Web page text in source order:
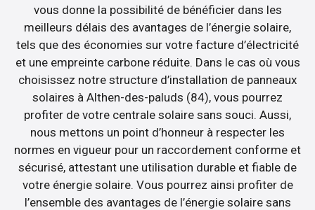
vous donne la possibilité de bénéficier dans les
meilleurs délais des avantages de l’énergie solaire,
tels que des économies sur votre facture d’électricité
et une empreinte carbone réduite. Dans le cas où vous
choisissez notre structure d’installation de panneaux
solaires à Althen-des-paluds (84), vous pourrez
profiter de votre centrale solaire sans souci. Aussi,
nous mettons un point d’honneur à respecter les
normes en vigueur pour un raccordement conforme et
sécurisé, attestant une utilisation durable et fiable de
votre énergie solaire. Vous pourrez ainsi profiter de
l’ensemble des avantages de l’énergie solaire sans